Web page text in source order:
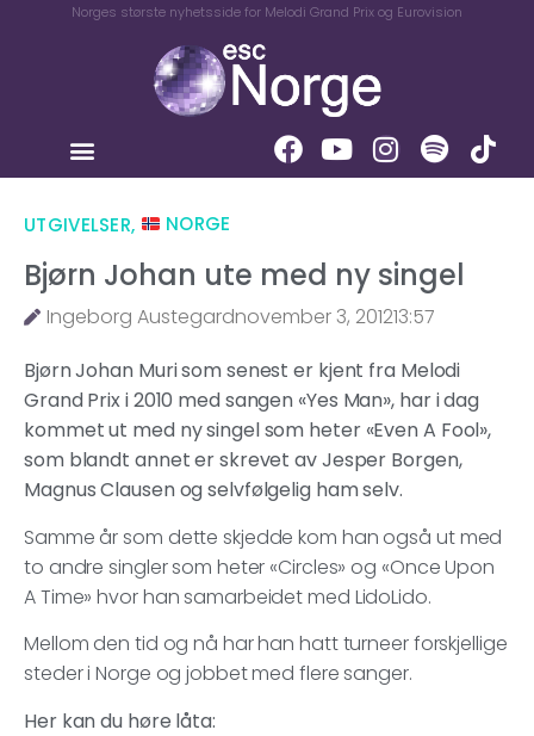
Norges største nyhetsside for Melodi Grand Prix og Eurovision
UTGIVELSER, NORGE
Bjørn Johan ute med ny singel
Ingeborg Austegardnovember 3, 201213:57
Bjørn Johan Muri som senest er kjent fra Melodi
Grand Prix i 2010 med sangen «Yes Man», har i dag
kommet ut med ny singel som heter «Even A Fool»,
som blandt annet er skrevet av Jesper Borgen,
Magnus Clausen og selvfølgelig ham selv.
Samme år som dette skjedde kom han også ut med
to andre singler som heter «Circles» og «Once Upon
A Time» hvor han samarbeidet med LidoLido.
Mellom den tid og nå har han hatt turneer forskjellige
steder i Norge og jobbet med flere sanger.
Her kan du høre låta: